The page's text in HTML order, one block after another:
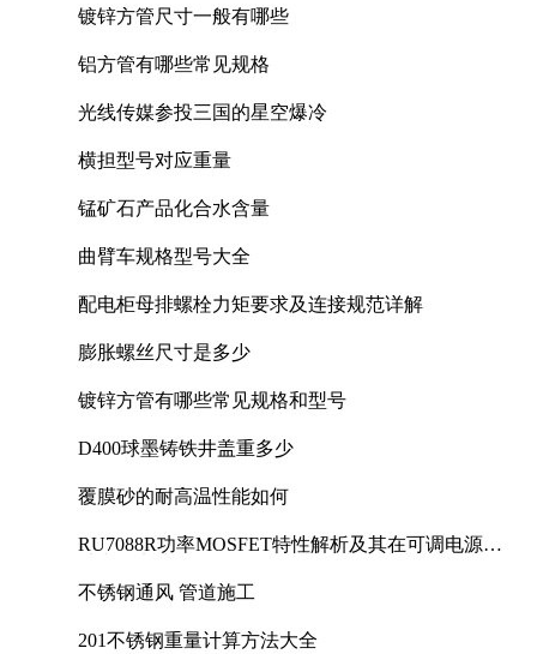
镀锌方管尺寸一般有哪些
铝方管有哪些常见规格
光线传媒参投三国的星空爆冷
横担型号对应重量
锰矿石产品化合水含量
曲臂车规格型号大全
配电柜母排螺栓力矩要求及连接规范详解
膨胀螺丝尺寸是多少
镀锌方管有哪些常见规格和型号
D400球墨铸铁井盖重多少
覆膜砂的耐高温性能如何
RU7088R功率MOSFET特性解析及其在可调电源设
不锈钢通风 管道施工
201不锈钢重量计算方法大全